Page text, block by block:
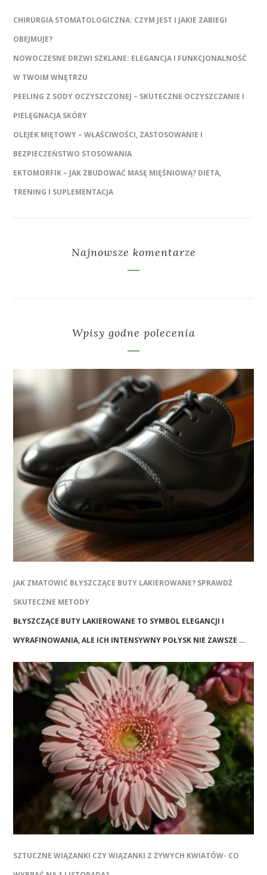
CHIRURGIA STOMATOLOGICZNA: CZYM JEST I JAKIE ZABIEGI
OBEJMUJE?
NOWOCZESNE DRZWI SZKLANE: ELEGANCJA I FUNKCJONALNOŚĆ
W TWOIM WNĘTRZU
PEELING Z SODY OCZYSZCZONEJ – SKUTECZNE OCZYSZCZANIE I
PIELĘGNACJA SKÓRY
OLEJEK MIĘTOWY – WŁAŚCIWOŚCI, ZASTOSOWANIE I
BEZPIECZEŃSTWO STOSOWANIA
EKTOMORFIK – JAK ZBUDOWAĆ MASĘ MIĘŚNIOWĄ? DIETA,
TRENING I SUPLEMENTACJA
Najnowsze komentarze
Wpisy godne polecenia
JAK ZMATOWIĆ BŁYSZCZĄCE BUTY LAKIEROWANE? SPRAWDŹ
SKUTECZNE METODY
BŁYSZCZĄCE BUTY LAKIEROWANE TO SYMBOL ELEGANCJI I
WYRAFINOWANIA, ALE ICH INTENSYWNY POŁYSK NIE ZAWSZE …
SZTUCZNE WIĄZANKI CZY WIĄZANKI Z ŻYWYCH KWIATÓW- CO